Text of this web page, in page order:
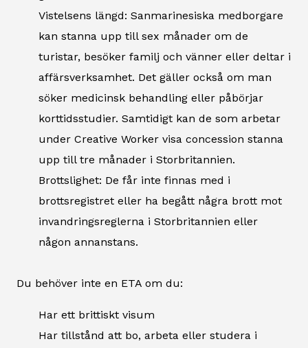
Vistelsens längd: Sanmarinesiska medborgare
kan stanna upp till sex månader om de
turistar, besöker familj och vänner eller deltar i
affärsverksamhet. Det gäller också om man
söker medicinsk behandling eller påbörjar
korttidsstudier. Samtidigt kan de som arbetar
under Creative Worker visa concession stanna
upp till tre månader i Storbritannien.
Brottslighet: De får inte finnas med i
brottsregistret eller ha begått några brott mot
invandringsreglerna i Storbritannien eller
någon annanstans.
Du behöver inte en ETA om du:
Har ett brittiskt visum
Har tillstånd att bo, arbeta eller studera i